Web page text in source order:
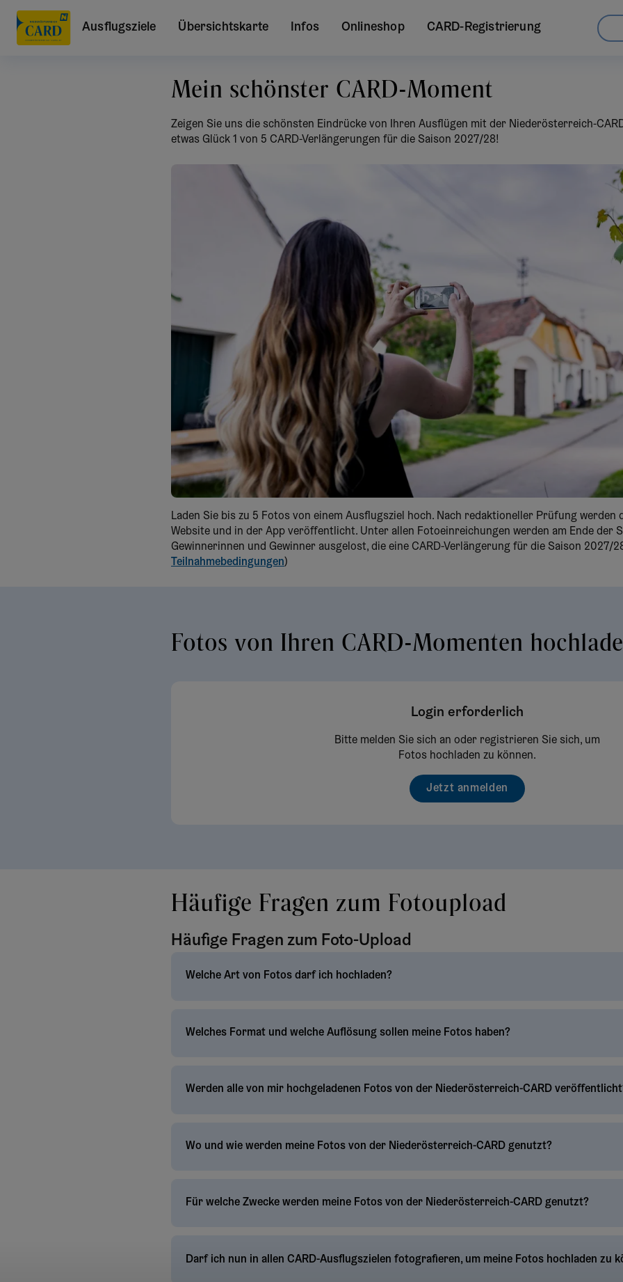
Ausflugsziele Übersichtskarte Infos Onlineshop CARD-Registrierung
Mein schönster CARD-Moment
Zeigen Sie uns die schönsten Eindrücke von Ihren Ausflügen mit der Niederösterreich-
etwas Glück 1 von 5 CARD-Verlängerungen für die Saison 2027/28!
Laden Sie bis zu 5 Fotos von einem Ausflugsziel hoch. Nach redaktioneller Prüfung werden
Website und in der App veröffentlicht. Unter allen Fotoeinreichungen werden am Ende der
Gewinnerinnen und Gewinner ausgelost, die eine CARD-Verlängerung für die Saison 2027/
Teilnahmebedingungen)
Fotos von Ihren CARD-Momenten
Login erforderlich
Bitte melden Sie sich an oder registrieren Sie sich, um
Fotos hochladen zu können.
Jetzt anmelden
Häufige Fragen zum Fotoupload
Häufige Fragen zum Foto-Upload
Welche Art von Fotos darf ich hochladen?
Welches Format und welche Auflösung sollen meine Fotos haben?
Werden alle von mir hochgeladenen Fotos von der Niederösterreich-CARD
Wo und wie werden meine Fotos von der Niederösterreich-CARD genutzt?
Für welche Zwecke werden meine Fotos von der Niederösterreich-CARD genutzt?
Darf ich nun in allen CARD-Ausflugszielen fotografieren, um meine Fotos hochladen zu